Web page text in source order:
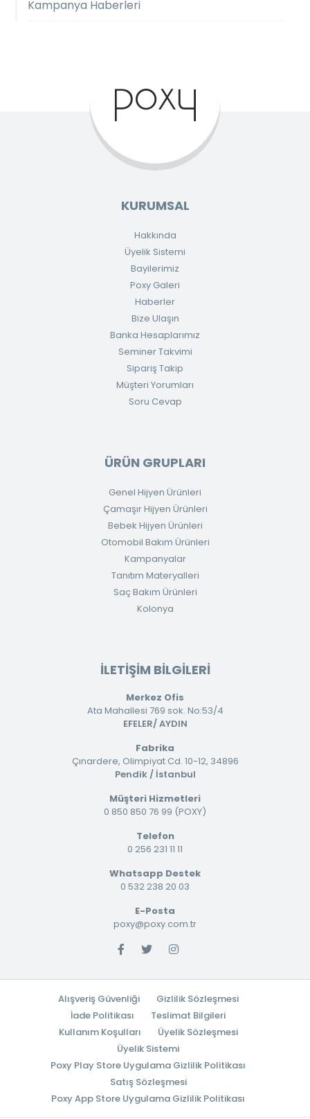
Kampanya Haberleri
KURUMSAL
Hakkında
Üyelik Sistemi
Bayilerimiz
Poxy Galeri
Haberler
Bize Ulaşın
Banka Hesaplarımız
Seminer Takvimi
Sipariş Takip
Müşteri Yorumları
Soru Cevap
ÜRÜN GRUPLARI
Genel Hijyen Ürünleri
Çamaşır Hijyen Ürünleri
Bebek Hijyen Ürünleri
Otomobil Bakım Ürünleri
Kampanyalar
Tanıtım Materyalleri
Saç Bakım Ürünleri
Kolonya
İLETİŞİM BİLGİLERİ
Merkez Ofis
Ata Mahallesi 769 sok. No:53/4
EFELER/ AYDIN
Fabrika
Çınardere, Olimpiyat Cd. 10-12, 34896
Pendik / İstanbul
Müşteri Hizmetleri
0 850 850 76 99 (POXY)
Telefon
0 256 231 11 11
Whatsapp Destek
0 532 238 20 03
E-Posta
poxy@poxy.com.tr
Alışveriş Güvenliği
Gizlilik Sözleşmesi
İade Politikası
Teslimat Bilgileri
Kullanım Koşulları
Üyelik Sözleşmesi
Üyelik Sistemi
Poxy Play Store Uygulama Gizlilik Politikası
Satış Sözleşmesi
Poxy App Store Uygulama Gizlilik Politikası